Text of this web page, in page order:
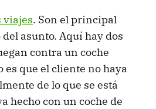
viajes. Son el principal
asunto. Aquí hay dos
contra un coche
que el cliente no haya
de lo que se está
hecho con un coche de